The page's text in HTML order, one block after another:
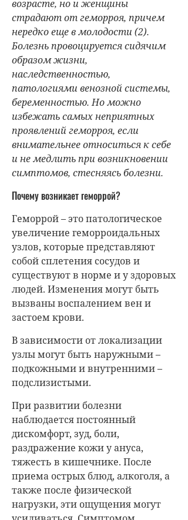
возрасте, но и женщины
страдают от геморроя, причем
нередко еще в молодости (2).
Болезнь провоцируется сидячим
образом жизни,
наследственностью,
патологиями венозной системы,
беременностью. Но можно
избежать самых неприятных
проявлений геморроя, если
внимательнее относиться к себе
и не медлить при возникновении
симптомов, стесняясь болезни.
Почему возникает геморрой?
Геморрой – это патологическое
увеличение геморроидальных
узлов, которые представляют
собой сплетения сосудов и
существуют в норме и у здоровых
людей. Изменения могут быть
вызваны воспалением вен и
застоем крови.
В зависимости от локализации
узлы могут быть наружными –
подкожными и внутренними –
подслизистыми.
При развитии болезни
наблюдается постоянный
дискомфорт, зуд, боли,
раздражение кожи у ануса,
тяжесть в кишечнике. После
приема острых блюд, алкоголя, а
также после физической
нагрузки, эти ощущения могут